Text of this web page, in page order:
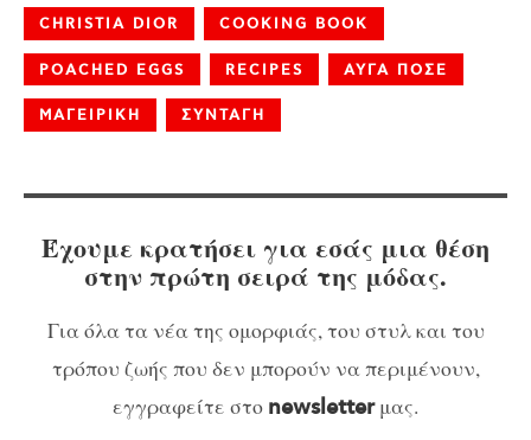
CHRISTIA DIOR COOKING BOOK
POACHED EGGS RECIPES ΑΥΓΑ ΠΟΣΕ
ΜΑΓΕΙΡΙΚΗ ΣΥΝΤΑΓΗ
Έχουμε κρατήσει για εσάς μια θέση
στην πρώτη σειρά της μόδας.
Για όλα τα νέα της ομορφιάς, του στυλ και του
τρόπου ζωής που δεν μπορούν να περιμένουν,
εγγραφείτε στο newsletterμας.